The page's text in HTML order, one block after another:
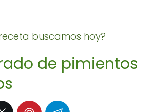
buscamos hoy?
de pimientos